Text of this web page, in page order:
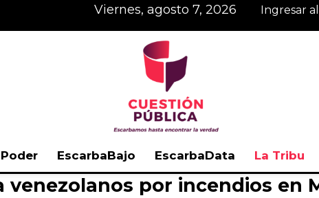
viernes, agosto 7, 2026 Ingresar
Cuestión
EscarbaBajo EscarbaData La Tribu
venezolanos por incendios en